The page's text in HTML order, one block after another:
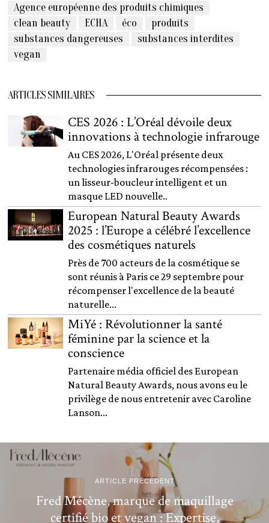
Agence européenne des produits chimiques
clean beauty
ECHA éco
produits
substances dangereuses
substances interdites
vegan
ARTICLES SIMILAIRES
CES 2026 : L’Oréal dévoile deux
innovations à technologie infrarouge
Au CES 2026, L'Oréal présente deux
technologies infrarouges récompensées :
un lisseur-boucleur intelligent et un
masque LED nouvelle..
European Natural Beauty Awards
2025 : l’Europe a célébré l’excellence
des cosmétiques naturels
Près de 700 acteurs de la cosmétique se
sont réunis à Paris ce 29 septembre pour
récompenser l'excellence de la beauté
naturelle...
MiYé : Révolutionner la santé
féminine par la science et la
conscience
Partenaire média officiel des European
Natural Beauty Awards, nous avons eu le
privilège de nous entretenir avec Caroline
Lanson...
ARTICLE PRÉCÉDENT
Fred Mécène, marque de maquillage
certifié bio et vegan : Expertise,